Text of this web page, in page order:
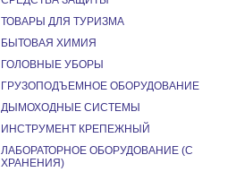
ТОВАРЫ ДЛЯ ТУРИЗМА
БЫТОВАЯ ХИМИЯ
ГОЛОВНЫЕ УБОРЫ
ГРУЗОПОДЪЕМНОЕ ОБОРУДОВАНИЕ
ДЫМОХОДНЫЕ СИСТЕМЫ
ИНСТРУМЕНТ КРЕПЕЖНЫЙ
ЛАБОРАТОРНОЕ ОБОРУДОВАНИЕ (С
ХРАНЕНИЯ)